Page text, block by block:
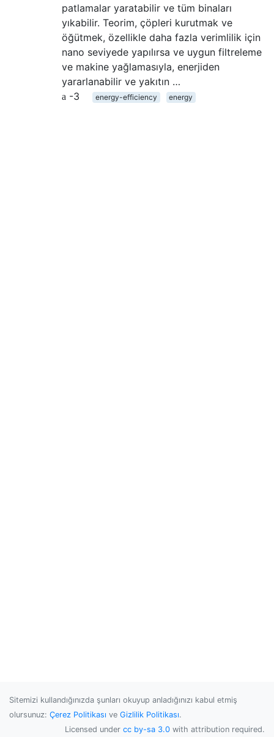
patlamalar yaratabilir ve tüm binaları
yıkabilir. Teorim, çöpleri kurutmak ve
öğütmek, özellikle daha fazla verimlilik için
nano seviyede yapılırsa ve uygun filtreleme
ve makine yağlamasıyla, enerjiden
yararlanabilir ve yakıtın …
-3
energy-efficiency energy
Sitemizi kullandığınızda şunları okuyup anladığınızı kabul etmiş
olursunuz: Çerez Politikası ve Gizlilik Politikası.
Licensed under cc by-sa 3.0 with attribution required.